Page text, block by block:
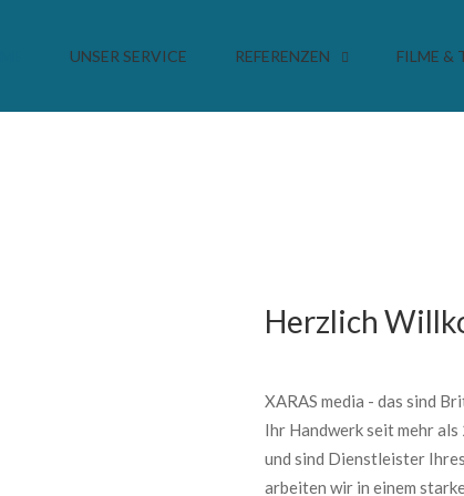
UNSER SERVICE REFERENZEN FILME &
Herzlich
XARAS media - das sind
Ihr Handwerk seit mehr
und sind Dienstleister
arbeiten wir in einem